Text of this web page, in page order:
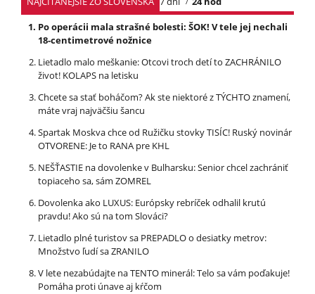
Po operácii mala strašné bolesti: ŠOK! V tele jej nechali
18-centimetrové nožnice
Lietadlo malo meškanie: Otcovi troch detí to ZACHRÁNILO
život! KOLAPS na letisku
Chcete sa stať boháčom? Ak ste niektoré z TÝCHTO znamení,
máte vraj najväčšiu šancu
Spartak Moskva chce od Ružičku stovky TISÍC! Ruský novinár
OTVORENE: Je to RANA pre KHL
NEŠŤASTIE na dovolenke v Bulharsku: Senior chcel zachrániť
topiaceho sa, sám ZOMREL
Dovolenka ako LUXUS: Európsky rebríček odhalil krutú
pravdu! Ako sú na tom Slováci?
Lietadlo plné turistov sa PREPADLO o desiatky metrov:
Množstvo ľudí sa ZRANILO
V lete nezabúdajte na TENTO minerál: Telo sa vám poďakuje!
Pomáha proti únave aj kŕčom